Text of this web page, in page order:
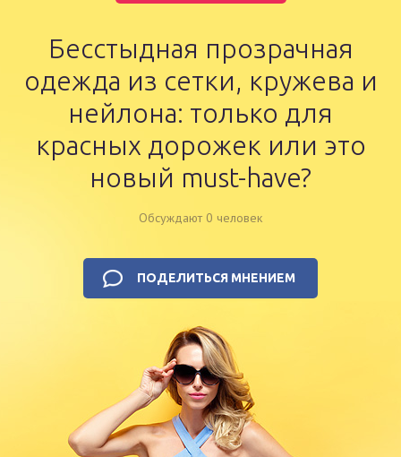
Бесстыдная прозрачная
одежда из сетки, кружева и
нейлона: только для
красных дорожек или это
новый must-have?
Обсуждают 0 человек
ПОДЕЛИТЬСЯ МНЕНИЕМ